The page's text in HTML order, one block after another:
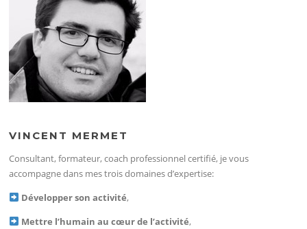
VINCENT MERMET
Consultant, formateur, coach professionnel certifié, je vous
accompagne dans mes trois domaines d’expertise:
Développer son activité,
Mettre l’humain au cœur de l’activité,